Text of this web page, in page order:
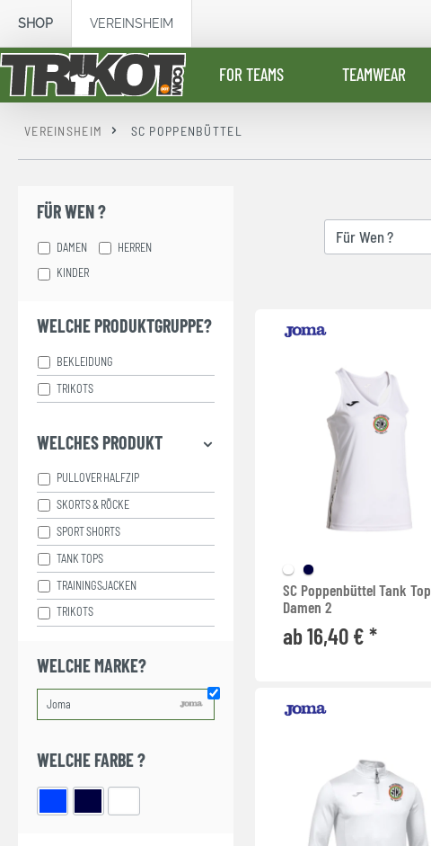
Zur Hauptnavigation springen
SHOP VEREINSHEIM
FOR TEAMS TEAMWEAR
VEREINSHEIM SC POPPENBÜTTEL
FÜR WEN ?
DAMEN HERREN
KINDER
WELCHE PRODUKTGRUPPE?
BEKLEIDUNG
TRIKOTS
WELCHES PRODUKT
PULLOVER HALFZIP
SKORTS & RÖCKE
SPORT SHORTS
TANK TOPS
TRAININGSJACKEN
TRIKOTS
WELCHE MARKE?
WELCHE FARBE ?
Für Wen ?
SC Poppenbüttel Tank Top
Damen 2
ab 16,40 € *